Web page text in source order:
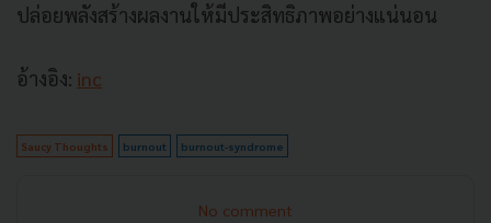
ปล่อยพลังสร้างผลงานให้มีประสิทธิภาพอย่างแน่นอน
อ้างอิง: inc
Saucy Thoughts burnout burnout-syndrome
No comment